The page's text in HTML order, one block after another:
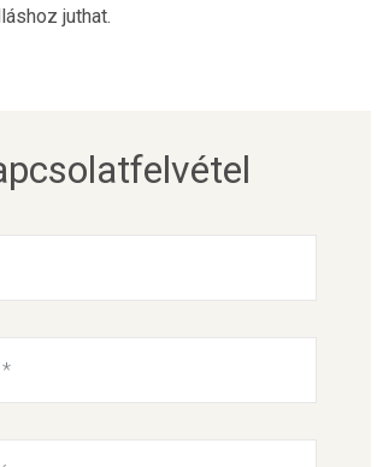
juthat.